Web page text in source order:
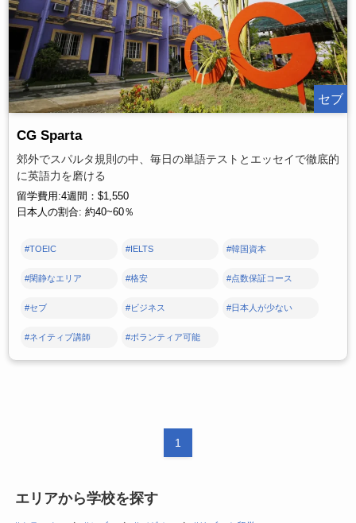
セブ
CG Sparta
郊外でスパルタ規則の中、毎日の単語テストとエッセイで徹底的
に英語力を磨ける
留学費用:4週間：$1,550
日本人の割合: 約40~60％
#TOEIC #IELTS #韓国資本
#閑静なエリア #格安 #点数保証コース
#セブ #ビジネス #日本人が少ない
#ネイティブ講師 #ボランティア可能
1
エリアから学校を探す